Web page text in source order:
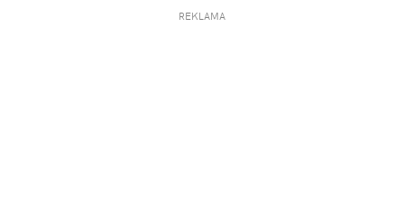
REKLAMA